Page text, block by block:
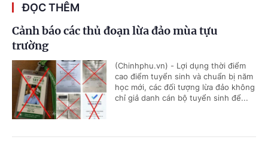
ĐỌC THÊM
Cảnh báo các thủ đoạn lừa đảo mùa tựu
trường
(Chinhphu.vn) - Lợi dụng thời điểm
cao điểm tuyển sinh và chuẩn bị năm
học mới, các đối tượng lừa đảo không
chỉ giả danh cán bộ tuyển sinh để...